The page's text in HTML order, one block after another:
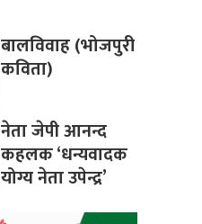
बालविवाह (भोजपुरी
कविता)
नेता जेपी आनन्द
कहलक ‘धन्यवादक
योग्य नेता उपेन्द्र’